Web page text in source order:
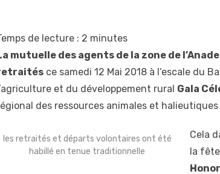
de lecture : 2 minutes
mutuelle des agents de la zone de
ce samedi 12 Mai 2018 à l’escale du
et du développement rural Gala
des ressources animales et
les retraités et départs volontaires ont été
habillé en tenue traditionnelle
Cela
la